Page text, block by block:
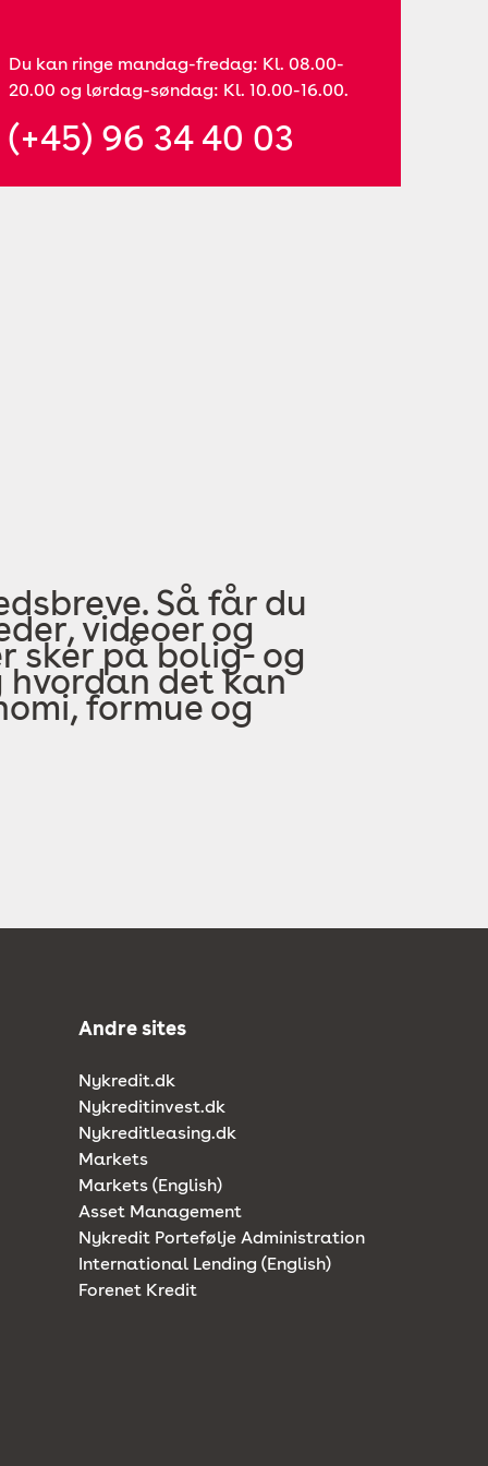
Du kan ringe mandag-fredag: Kl. 08.00-
20.00 og lørdag-søndag: Kl. 10.00-16.00.
(+45) 96 34 40 03
Så får du
videoer og
sker på bolig- og
hvordan det kan
formue og
Andre sites
Nykredit.dk
Nykreditinvest.dk
Nykreditleasing.dk
Markets
Markets (English)
Asset Management
Nykredit Portefølje Administration
International Lending (English)
Forenet Kredit